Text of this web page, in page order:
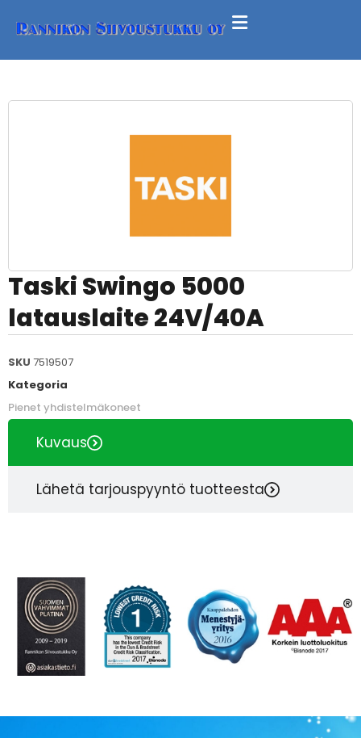
Taski Swingo 5000
latauslaite 24V/40A
SKU 7519507
Kategoria
Pienet yhdistelmäkoneet
Kuvaus
Lähetä tarjouspyyntö tuotteesta